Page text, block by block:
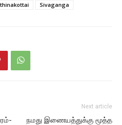
Sivaganga
Next article
நமது இணையத்துக்கு மூத்த